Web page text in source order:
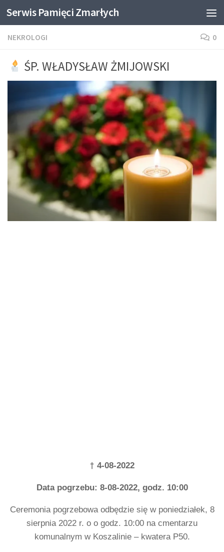
Skip to content
Serwis Pamięci Zmarłych
NEKROLOGI 0
ŚP. WŁADYSŁAW ŻMIJOWSKI
† 4-08-2022
Data pogrzebu: 8-08-2022, godz. 10:00
Ceremonia pogrzebowa odbędzie się w poniedziałek, 8
sierpnia 2022 r. o o godz. 10:00 na cmentarzu
komunalnym w Koszalinie – kwatera P50.